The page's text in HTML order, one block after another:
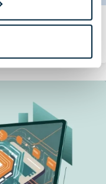
Architektur in